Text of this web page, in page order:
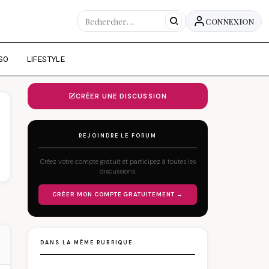
CONNEXION
LIFESTYLE
CRÉER UNE DISCUSSION
REJOINDRE LE FORUM
Créez votre compte gratuit et participez à toutes les
discussions.
CRÉER MON COMPTE GRATUITEMENT →
DANS LA MÊME RUBRIQUE